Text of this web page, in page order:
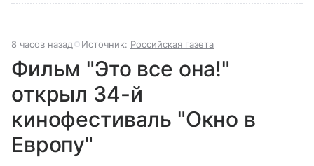
8 часов назад Источник: Российская газета
Фильм "Это все она!"
открыл 34-й
кинофестиваль "Окно в
Европу"